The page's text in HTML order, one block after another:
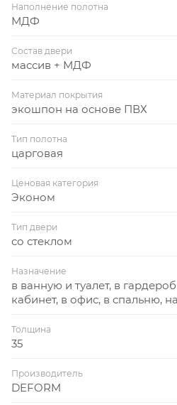
Наполнение полотна
МДФ
Состав двери
массив + МДФ
Материал покрытия
экошпон на основе ПВХ
Тип полотна
царговая
Ценовая категория
Эконом
Тип двери
со стеклом
Назначение
в ванную и туалет, в
кабинет, в офис, в спальню,
Толщина
35
Производитель
DEFORM